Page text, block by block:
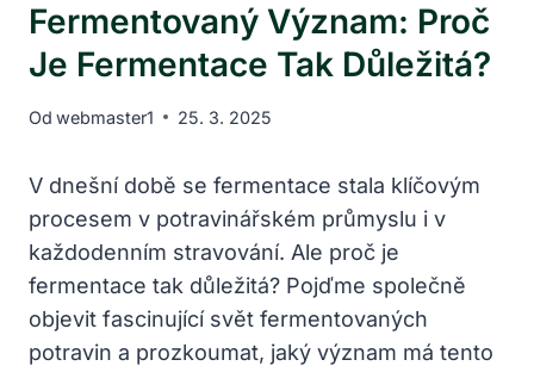
Fermentovaný Význam: Proč
Je Fermentace Tak Důležitá?
Od webmaster1 25. 3. 2025
V dnešní době se fermentace stala klíčovým
procesem v potravinářském průmyslu i v
každodenním stravování. Ale proč je
fermentace tak důležitá? Pojďme společně
objevit fascinující svět fermentovaných
potravin a prozkoumat, jaký význam má tento